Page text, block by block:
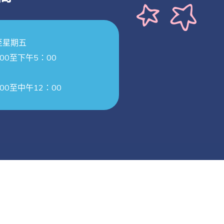
星期五
至下午5：00
至中午12：00